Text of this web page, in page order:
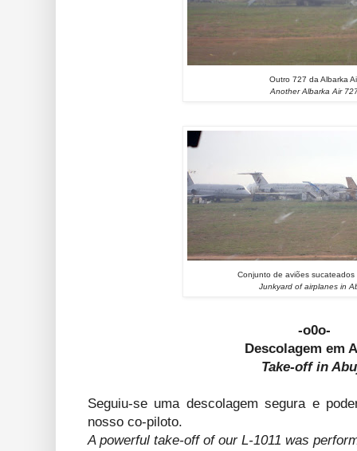
Outro 727 da Albarka
Another Albarka Air
Conjunto de aviões sucateados
Junkyard of airplanes in
-o0o-
Descolagem em
Take-off in
Seguiu-se uma descolagem segura e
nosso co-piloto.
A powerful take-off of our L-1011 was